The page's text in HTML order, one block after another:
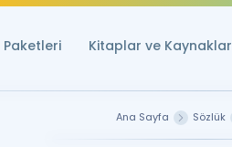
Paketleri Kitaplar ve Kaynaklar
Ana Sayfa Sözlük